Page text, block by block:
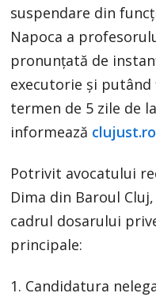
suspendare din
Napoca a
pronunțată de
executorie și
termen de 5 zile de
informează
Potrivit avocatului
Dima din Baroul
cadrul dosarului
principale:
1. Candidatura